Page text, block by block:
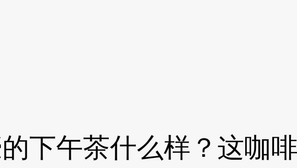
的下午茶什么样？这咖